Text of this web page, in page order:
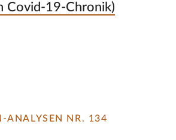
Covid-19-Chronik)
ANALYSEN NR. 134